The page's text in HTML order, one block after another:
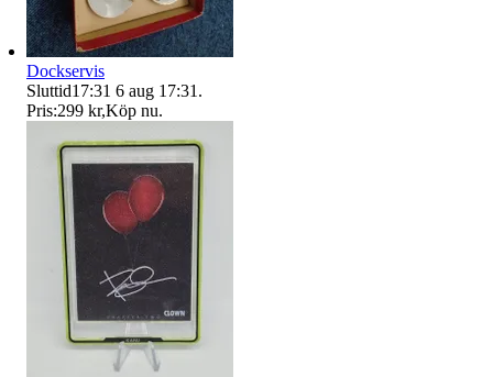
Dockservis
Sluttid17:31 6 aug 17:31 .
Pris:299 kr,Köp nu.